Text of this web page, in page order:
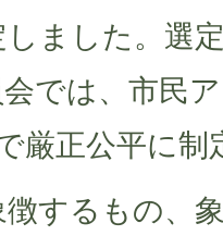
ました。選
では、市民
厳正公平に制
徴するもの、